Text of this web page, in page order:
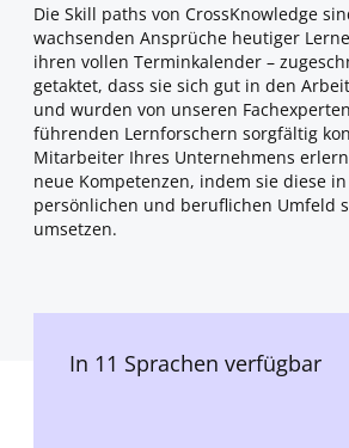
Die Skill paths von CrossKnowledge
wachsenden Ansprüche heutiger
ihren vollen Terminkalender –
getaktet, dass sie sich gut in den
und wurden von unseren
führenden Lernforschern sorgfältig
Mitarbeiter Ihres Unternehmens
neue Kompetenzen, indem sie diese
persönlichen und beruflichen Umfeld
umsetzen.
In 11 Sprachen verfügbar